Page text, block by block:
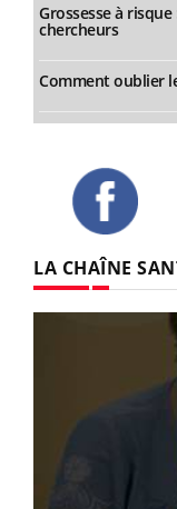
Grossesse à
chercheurs
Comment oublier
LA CHAÎNE